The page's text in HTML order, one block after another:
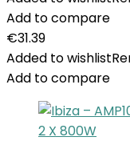
Add to compare
€31.39
Added to wishlist
Add to compare